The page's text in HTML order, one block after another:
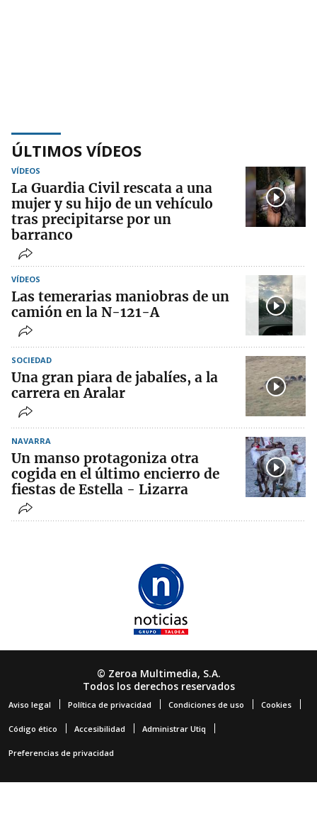
ÚLTIMOS VÍDEOS
VÍDEOS
La Guardia Civil rescata a una
mujer y su hijo de un vehículo
tras precipitarse por un
barranco
VÍDEOS
Las temerarias maniobras de un
camión en la N-121-A
SOCIEDAD
Una gran piara de jabalíes, a la
carrera en Aralar
NAVARRA
Un manso protagoniza otra
cogida en el último encierro de
fiestas de Estella - Lizarra
© Zeroa Multimedia, S.A.
Todos los derechos reservados
Aviso legal Política de privacidad Condiciones de uso Cookies
Código ético Accesibilidad Administrar Utiq
Preferencias de privacidad